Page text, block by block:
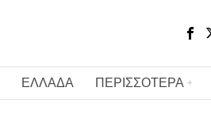
ΕΛΛΑΔΑ ΠΕΡΙΣΣΟΤΕΡΑ